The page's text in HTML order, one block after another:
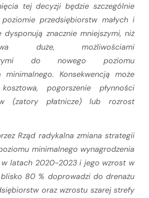
tej decyzji będzie szczególnie
przedsiębiorstw małych i
dysponują znacznie mniejszymi, niż
duże, możliwościami
do nowego poziomu
minimalnego. Konsekwencją może
pogorszenie płynności
(zatory płatnicze) lub rozrost
Rząd radykalna zmiana strategii
minimalnego wynagrodzenia
latach 2020-2023 i jego wzrost w
80 % doprowadzi do drenażu
oraz wzrostu szarej strefy